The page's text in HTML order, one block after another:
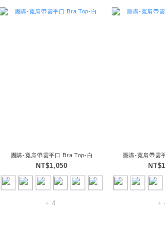
團購-寬肩帶雲平口 Bra Top-白
NT$1,050
+ 4
團購-寬肩帶雲
+